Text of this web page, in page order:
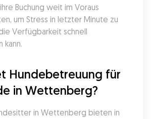
Buchung weit im Voraus
um Stress in letzter Minute zu
Verfügbarkeit schnell
kann.
Hundebetreuung für
in Wettenberg?
in Wettenberg bieten in